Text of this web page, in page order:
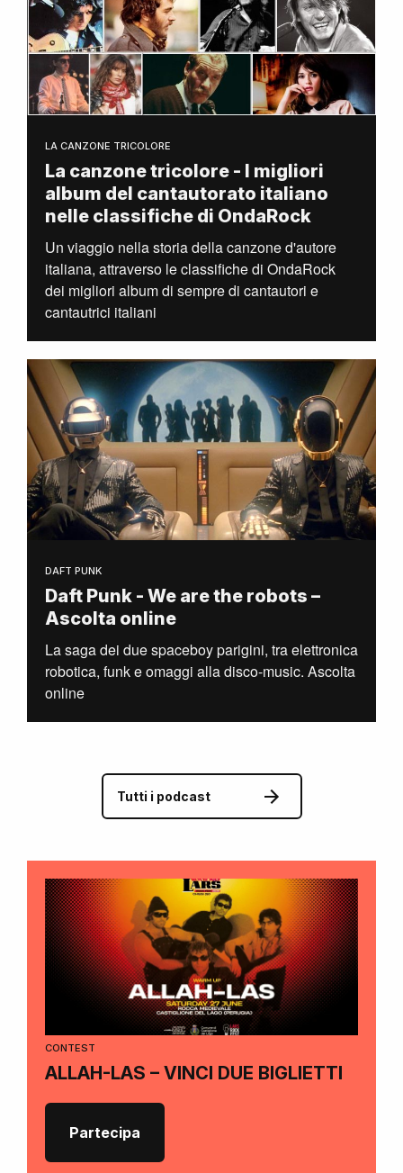
LA CANZONE TRICOLORE
La canzone tricolore - I migliori
album del cantautorato italiano
nelle classifiche di OndaRock
Un viaggio nella storia della canzone d'autore
italiana, attraverso le classifiche di OndaRock
dei migliori album di sempre di cantautori e
cantautrici italiani
DAFT PUNK
Daft Punk - We are the robots –
Ascolta online
La saga dei due spaceboy parigini, tra elettronica
robotica, funk e omaggi alla disco-music. Ascolta
online
Tutti i podcast
CONTEST
ALLAH-LAS – VINCI DUE BIGLIETTI
Partecipa